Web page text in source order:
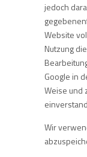
jedoch
Website
Nutzung
Google in
Weise und
Wir